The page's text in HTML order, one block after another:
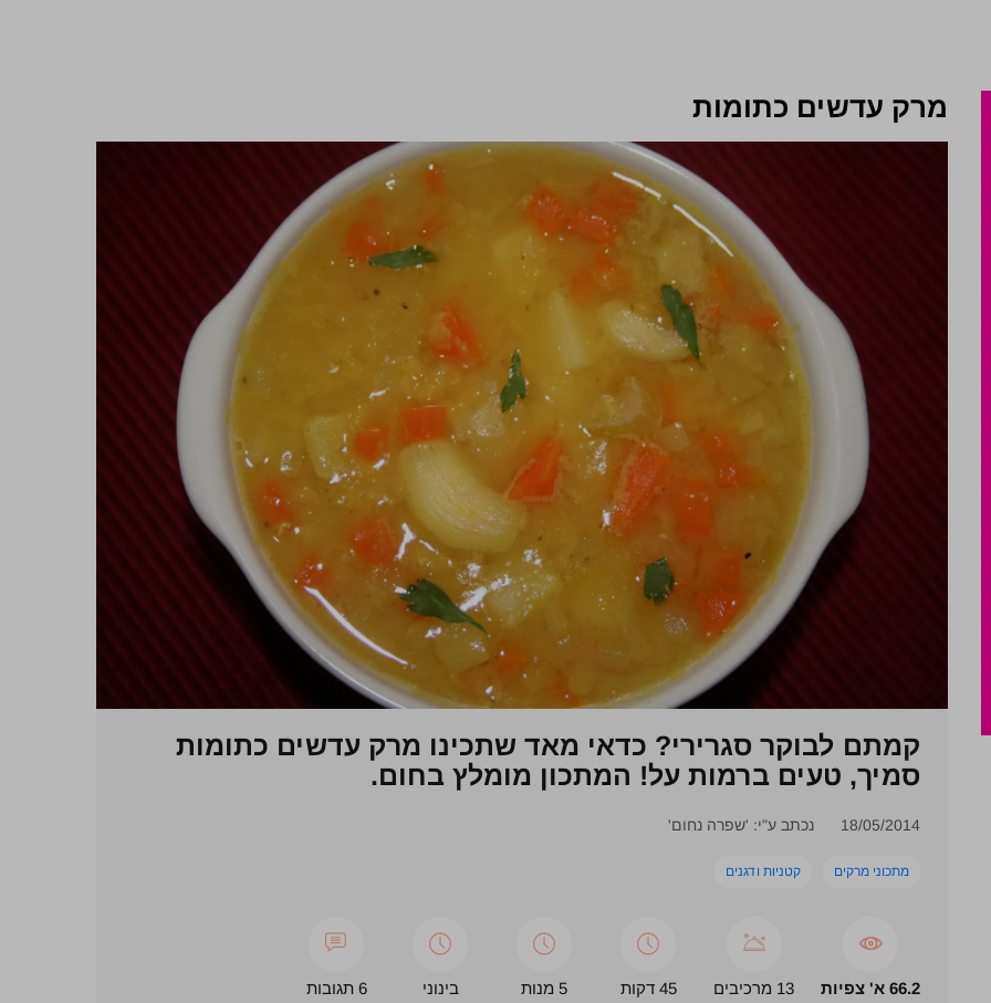
מרק עדשים כתומות
קמתם לבוקר סגרירי? כדאי מאד שתכינו מרק עדשים כתומות
סמיך, טעים ברמות על! המתכון מומלץ בחום.
18/05/2014 נכתב ע"י: 'שפרה נחום'
מתכוני מרקים קטניות ודגנים
66.2 א' צפיות 13 מרכיבים 45 דקות 5 מנות בינוני 6 תגובות